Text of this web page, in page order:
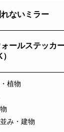
ないミラー
ォールステッカ
植物
み・建物